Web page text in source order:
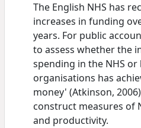
The English NHS has
increases in funding
years. For public
to assess whether the
spending in the NHS or
organisations has
money' (Atkinson,
construct measures of
and productivity.